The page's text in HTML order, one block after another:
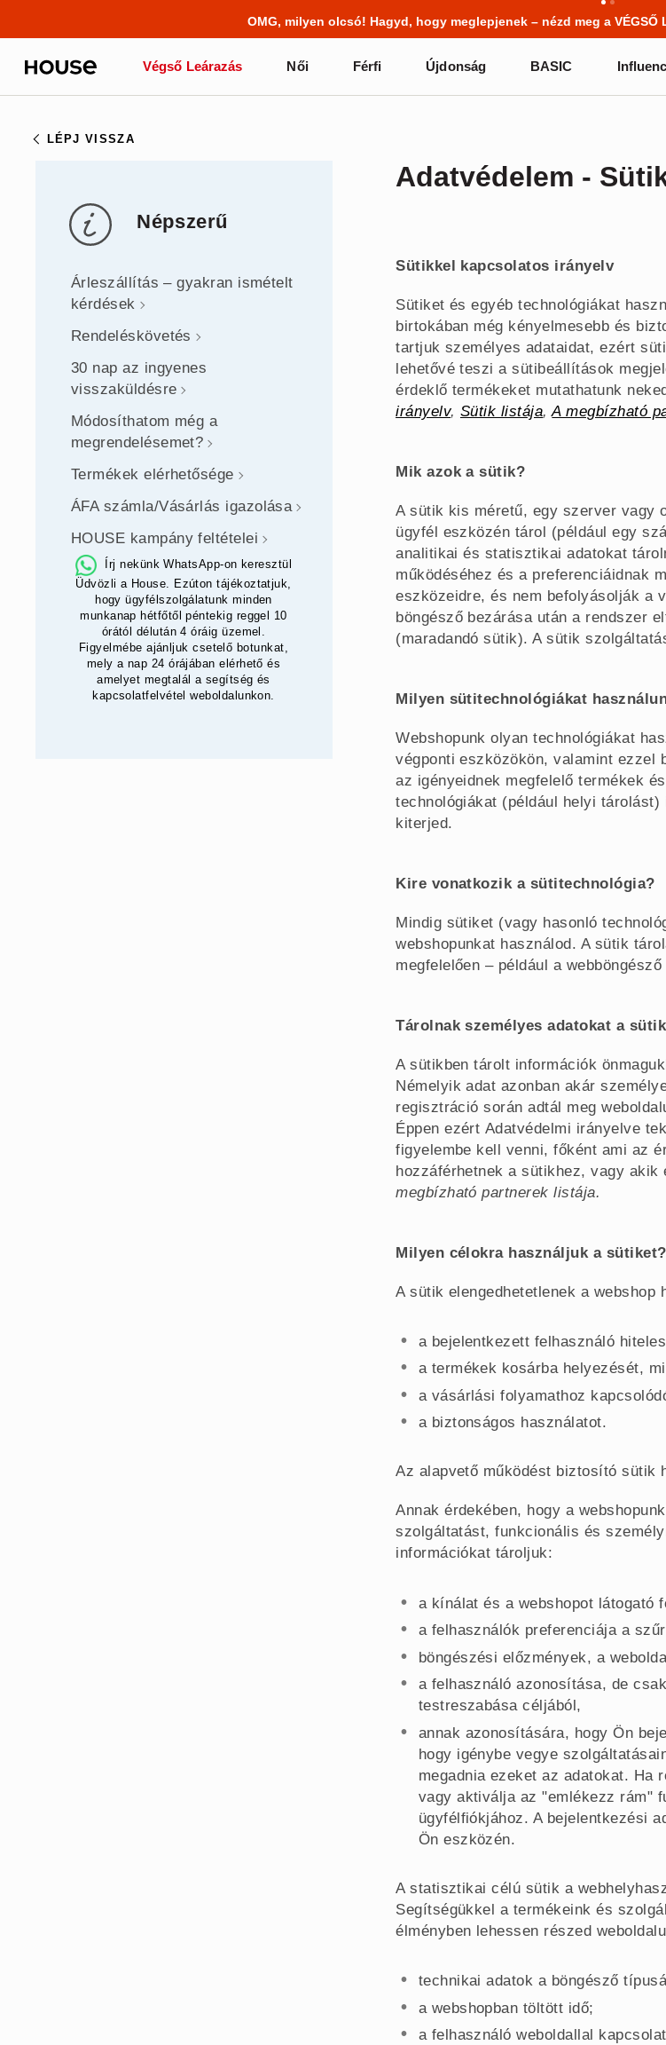
BACK TO SCHOOL📒A legjobb történetek már a becsengetés előtt
Végső Leárazás Női Férfi Újdonság BASIC
LÉPJ VISSZA
Népszerű
Árleszállítás – gyakran ismételt
kérdések
Rendeléskövetés
30 nap az ingyenes
visszaküldésre
Módosíthatom még a
megrendelésemet?
Termékek elérhetősége
ÁFA számla/Vásárlás igazolása
HOUSE kampány feltételei
Írj nekünk WhatsApp-on keresztül
Üdvözli a House. Ezúton tájékoztatjuk,
hogy ügyfélszolgálatunk minden
munkanap hétfőtől péntekig reggel 10
órától délután 4 óráig üzemel.
Figyelmébe ajánljuk csetelő botunkat,
mely a nap 24 órájában elérhető és
amelyet megtalál a segítség és
kapcsolatfelvétel weboldalunkon.
Adatvédelem -
Sütikkel kapcsolatos irányelv
Sütiket és egyéb technológiákat
birtokában még kényelmesebb és
tartjuk személyes adataidat, ezért
lehetővé teszi a sütibeállítások
érdeklő termékeket mutathatunk
irányelv, Sütik listája,A megbízható
Mik azok a sütik?
A sütik kis méretű, egy szerver vagy
ügyfél eszközén tárol (például egy
analitikai és statisztikai adatokat
működéséhez és a preferenciáidnak
eszközeidre, és nem befolyásolják a
böngésző bezárása után a rendszer
(maradandó sütik). A sütik
Milyen sütitechnológiákat
Webshopunk olyan technológiákat
végponti eszközökön, valamint ezzel
az igényeidnek megfelelő termékek
technológiákat (például helyi
kiterjed.
Kire vonatkozik a sütitechnológia?
Mindig sütiket (vagy hasonló
webshopunkat használod. A sütik
megfelelően – például a
Tárolnak személyes adatokat a
A sütikben tárolt információk
Némelyik adat azonban akár
regisztráció során adtál meg
Éppen ezért Adatvédelmi irányelve
figyelembe kell venni, főként ami az
hozzáférhetnek a sütikhez, vagy
megbízható partnerek listája.
Milyen célokra használjuk a sütiket?
A sütik elengedhetetlenek a
a bejelentkezett felhasználó
a termékek kosárba helyezését,
a vásárlási folyamathoz
a biztonságos használatot.
Az alapvető működést biztosító sütik
Annak érdekében, hogy a
szolgáltatást, funkcionális és
információkat tároljuk:
a kínálat és a webshopot látogató
a felhasználók preferenciája a
böngészési előzmények, a
a felhasználó azonosítása, de
testreszabása céljából,
annak azonosítására, hogy Ön
hogy igénybe vegye
megadnia ezeket az adatokat. Ha
vagy aktiválja az "emlékezz rám"
ügyfélfiókjához. A bejelentkezési
Ön eszközén.
A statisztikai célú sütik a
Segítségükkel a termékeink és
élményben lehessen részed
technikai adatok a böngésző
a webshopban töltött idő;
a felhasználó weboldallal